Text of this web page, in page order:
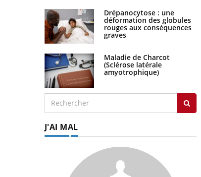
Drépanocytose : une
déformation des globules
rouges aux conséquences
graves
Maladie de Charcot
(Sclérose latérale
amyotrophique)
J'AI MAL